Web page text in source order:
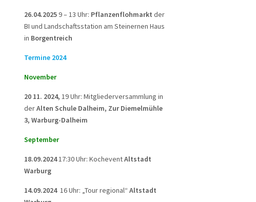
26.04.20259 – 13 Uhr: Pflanzenflohmarkt der
BI und Landschaftsstation am Steinernen Haus
in Borgentreich
Termine 2024
November
20 11. 2024, 19 Uhr: Mitgliederversammlung in
derAlten Schule Dalheim, Zur Diemelmühle
3, Warburg-Dalheim
September
18.09.202417:30 Uhr: KocheventAltstadt
Warburg
14.09.2024 16 Uhr: „Tour regional“ Altstadt